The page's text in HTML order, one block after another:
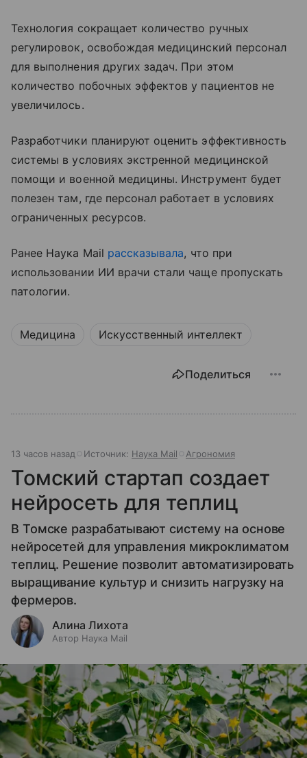
Технология сокращает количество ручных
регулировок, освобождая медицинский персонал
для выполнения других задач. При этом
количество побочных эффектов у пациентов не
увеличилось.
Разработчики планируют оценить эффективность
системы в условиях экстренной медицинской
помощи и военной медицины. Инструмент будет
полезен там, где персонал работает в условиях
ограниченных ресурсов.
Ранее Наука Mail рассказывала, что при
использовании ИИ врачи стали чаще пропускать
патологии.
Медицина Искусственный интеллект
Поделиться
13 часов назад Источник: Наука Mail Агрономия
Томский стартап создает
нейросеть для теплиц
В Томске разрабатывают систему на основе
нейросетей для управления микроклиматом
теплиц. Решение позволит автоматизировать
выращивание культур и снизить нагрузку на
фермеров.
Алина Лихота
Автор Наука Mail